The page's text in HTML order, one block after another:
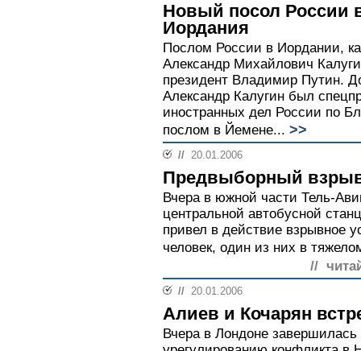
Новый посол России
Иордания
Послом России в Иордании,
Александр Михайлович
президент Владимир Путин.
Александр Калугин был
иностранных дел России по
послом в Йемене... >>
// 20.01.2006
Предвыборный
Вчера в южной части Тель-
центральной автобусной
привел в действие взрывное
человек, один из них в
//
// 20.01.2006
Алиев и Кочарян
Вчера в Лондоне завершилась